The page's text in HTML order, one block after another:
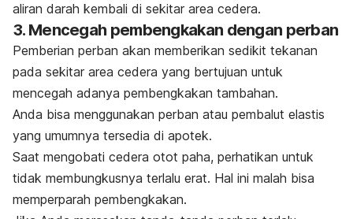
aliran darah kembali di sekitar area cedera.
3. Mencegah pembengkakan dengan perban
Pemberian perban akan memberikan sedikit tekanan
pada sekitar area cedera yang bertujuan untuk
mencegah adanya pembengkakan tambahan.
Anda bisa menggunakan perban atau pembalut elastis
yang umumnya tersedia di apotek.
Saat mengobati cedera otot paha, perhatikan untuk
tidak membungkusnya terlalu erat. Hal ini malah bisa
memperparah pembengkakan.